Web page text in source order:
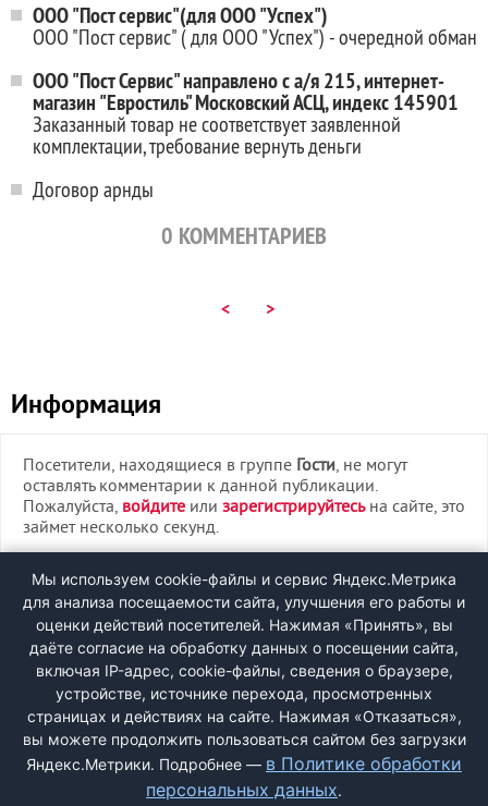
ООО "Пост сервис"(для ООО "Успех")
ООО "Пост сервис" ( для ООО "Успех") - очередной обман
ООО "Пост Сервис" направлено с а/я 215, интернет-
магазин "Евростиль" Московский АСЦ, индекс 145901
Заказанный товар не соответствует заявленной
комплектации, требование вернуть деньги
Договор арнды
0 КОММЕНТАРИЕВ
< >
Информация
Посетители, находящиеся в группе Гости, не могут
оставлять комментарии к данной публикации.
Пожалуйста, войдите или зарегистрируйтесьна сайте, это
займет несколько секунд.
ВХОД
РЕГИСТРАЦИЯ
Быстрая регистрациячерез соцсети:
Мы используем cookie-файлы и сервис Яндекс.Метрика
для анализа посещаемости сайта, улучшения его работы и
оценки действий посетителей. Нажимая «Принять», вы
даёте согласие на обработку данных о посещении сайта,
включая IP-адрес, cookie-файлы, сведения о браузере,
устройстве, источнике перехода, просмотренных
страницах и действиях на сайте. Нажимая «Отказаться»,
вы можете продолжить пользоваться сайтом без загрузки
Яндекс.Метрики. Подробнее — в Политике обработки
персональных данных.